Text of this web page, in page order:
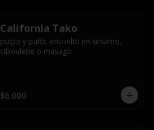
California Tako
pulpo y palta, envuelto en sésamo,
ciboulette o masago
$6.000